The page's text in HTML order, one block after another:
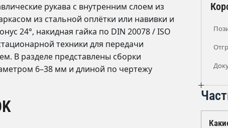
рукава с внутренним слоем из
из стальной оплётки или навивки и
24°, накидная гайка по DIN 20078 / ISO
техники для передачи
В разделе представлены сборки
6–38 мм и длиной по чертежу